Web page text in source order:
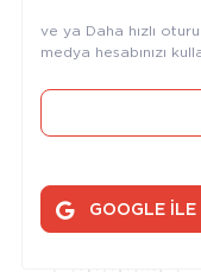
ve ya Daha hızlı
medya hesabınızı
GOOGLE